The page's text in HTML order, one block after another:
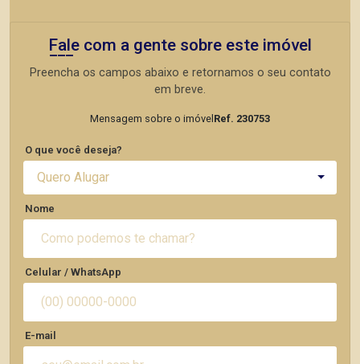
Fale com a gente sobre este imóvel
Preencha os campos abaixo e retornamos o seu contato
em breve.
Mensagem sobre o imóvel Ref. 230753
O que você deseja?
Quero Alugar
Nome
Celular / WhatsApp
E-mail